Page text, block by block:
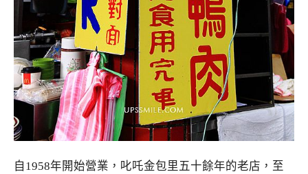
自1958年開始營業，叱吒金包里五十餘年的老店，至